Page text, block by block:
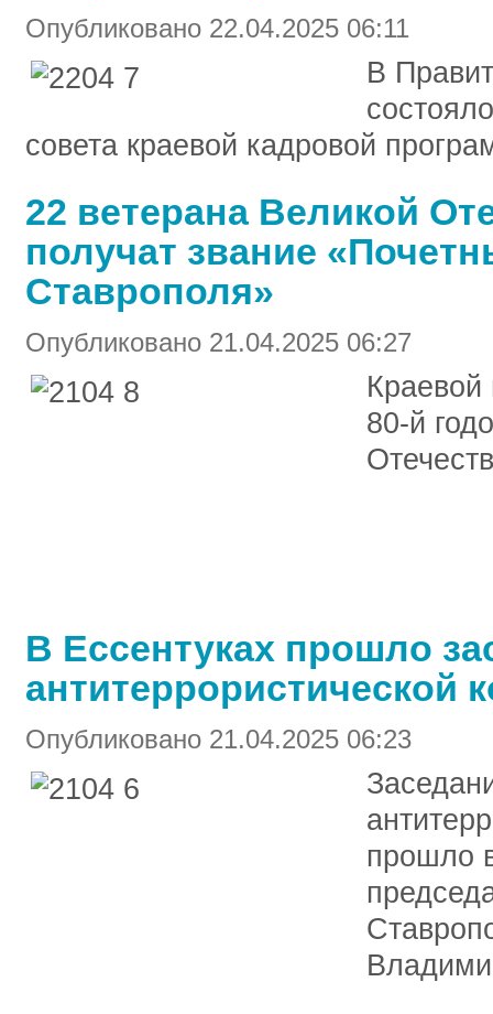
Опубликовано 22.04.2025 06:11
В
совета краевой кадровой
22 ветерана Великой
получат звание
Ставрополя»
Опубликовано 21.04.2025 06:27
Краевой
80-й
В Ессентуках прошло
антитеррористической
Опубликовано 21.04.2025 06:23
прошло